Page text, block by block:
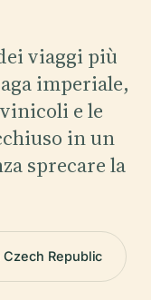
viaggi più
imperiale,
e le
in un
sprecare la
Czech Republic